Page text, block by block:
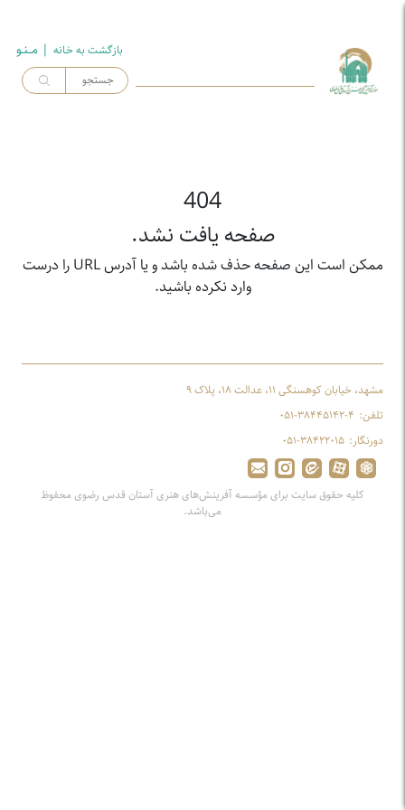
بازگشت به خـانه | مــنـو
404
صفحه یافت نشد.
ممکن است این صفحه حذف شده باشد و یا آدرس URL را درست
وارد نکرده باشید.
مشهد، خیابان کوهسنگی ۱۱، عدالت ۱۸، پلاک ۹
تلفن: ۰۵۱-۳۸۴۴۵۱۴۲-۴
دورنگار: ۰۵۱-۳۸۴۲۲۰۱۵
کلیه حقوق سایت برای مؤسسه آفرینش‌های هنری آستان قدس رضوی محفوظ
می‌باشد.